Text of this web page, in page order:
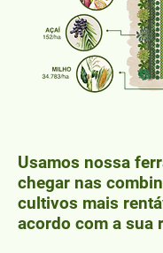
Usamos nossa
chegar nas
cultivos mais
acordo com a sua